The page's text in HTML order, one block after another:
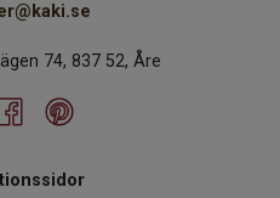
74, 837 52, Åre